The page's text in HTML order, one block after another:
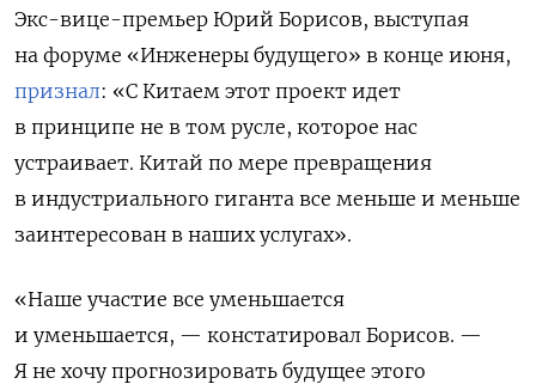
Экс-вице-премьер Юрий Борисов, выступая
на форуме «Инженеры будущего» в конце июня,
признал: «С Китаем этот проект идет
в принципе не в том русле, которое нас
устраивает. Китай по мере превращения
в индустриального гиганта все меньше и меньше
заинтересован в наших услугах».
«Наше участие все уменьшается
и уменьшается, — констатировал Борисов. —
Я не хочу прогнозировать будущее этого